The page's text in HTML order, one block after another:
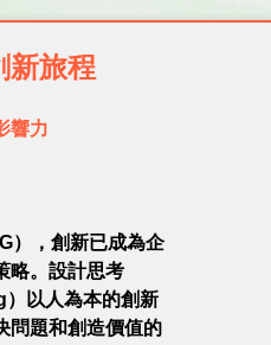
新旅程
響力
），創新已成為企
略。設計思考
以人為本的創新
問題和創造價值的